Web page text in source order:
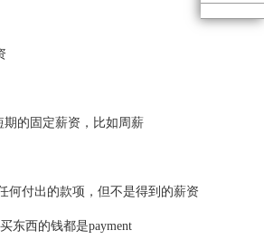
期的固定薪资，比如周薪
何付出的款项，但不是得到的薪资
东西的钱都是payment